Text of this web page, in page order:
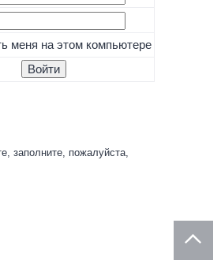
меня на этом компьютере
заполните, пожалуйста,